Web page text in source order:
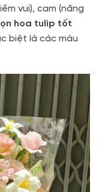
vui), cam (năng
hoa tulip tốt
biệt là các màu